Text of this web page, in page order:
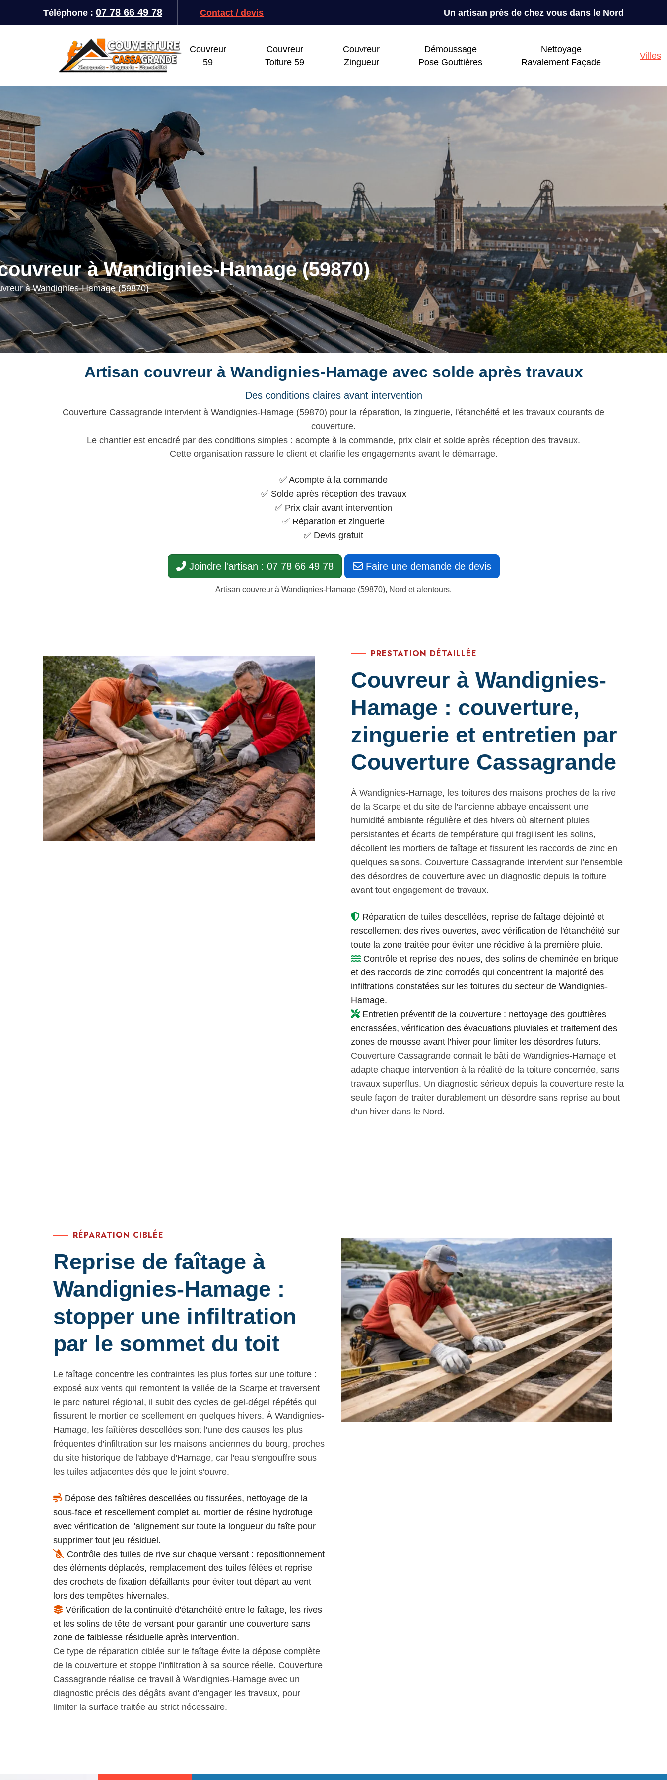
Téléphone : 07 78 66 49 78 Contact / devis Un artisan près de chez vous dans le Nord
Couvreur
59
Couvreur
Toiture 59
Couvreur
Zingueur
Démoussage
Pose Gouttières
Nettoyage
Ravalement Façade
Villes
à Wandignies-Hamage (59870)
à Wandignies-Hamage (59870)
Artisan couvreur à Wandignies-Hamage avec solde après travaux
Des conditions claires avant intervention
Couverture Cassagrande intervient à Wandignies-Hamage (59870) pour la réparation, la zinguerie, l'étanchéité et les travaux courants de
couverture.
Le chantier est encadré par des conditions simples : acompte à la commande, prix clair et solde après réception des travaux.
Cette organisation rassure le client et clarifie les engagements avant le démarrage.
✅ Acompte à la commande
✅ Solde après réception des travaux
✅ Prix clair avant intervention
✅ Réparation et zinguerie
✅ Devis gratuit
Joindre l'artisan : 07 78 66 49 78 Faire une demande de devis
Artisan couvreur à Wandignies-Hamage (59870), Nord et alentours.
PRESTATION DÉTAILLÉE
Couvreur à Wandignies-
Hamage : couverture,
zinguerie et entretien par
Couverture Cassagrande
À Wandignies-Hamage, les toitures des maisons proches de la rive
de la Scarpe et du site de l'ancienne abbaye encaissent une
humidité ambiante régulière et des hivers où alternent pluies
persistantes et écarts de température qui fragilisent les solins,
décollent les mortiers de faîtage et fissurent les raccords de zinc en
quelques saisons. Couverture Cassagrande intervient sur l'ensemble
des désordres de couverture avec un diagnostic depuis la toiture
avant tout engagement de travaux.
Réparation de tuiles descellées, reprise de faîtage déjointé et
rescellement des rives ouvertes, avec vérification de l'étanchéité sur
toute la zone traitée pour éviter une récidive à la première pluie.
Contrôle et reprise des noues, des solins de cheminée en brique
et des raccords de zinc corrodés qui concentrent la majorité des
infiltrations constatées sur les toitures du secteur de Wandignies-
Hamage.
Entretien préventif de la couverture : nettoyage des gouttières
encrassées, vérification des évacuations pluviales et traitement des
zones de mousse avant l'hiver pour limiter les désordres futurs.
Couverture Cassagrande connait le bâti de Wandignies-Hamage et
adapte chaque intervention à la réalité de la toiture concernée, sans
travaux superflus. Un diagnostic sérieux depuis la couverture reste la
seule façon de traiter durablement un désordre sans reprise au bout
d'un hiver dans le Nord.
RÉPARATION CIBLÉE
Reprise de faîtage à
Wandignies-Hamage :
stopper une infiltration
par le sommet du toit
Le faîtage concentre les contraintes les plus fortes sur une toiture :
exposé aux vents qui remontent la vallée de la Scarpe et traversent
le parc naturel régional, il subit des cycles de gel-dégel répétés qui
fissurent le mortier de scellement en quelques hivers. À Wandignies-
Hamage, les faîtières descellées sont l'une des causes les plus
fréquentes d'infiltration sur les maisons anciennes du bourg, proches
du site historique de l'abbaye d'Hamage, car l'eau s'engouffre sous
les tuiles adjacentes dès que le joint s'ouvre.
Dépose des faîtières descellées ou fissurées, nettoyage de la
sous-face et rescellement complet au mortier de résine hydrofuge
avec vérification de l'alignement sur toute la longueur du faîte pour
supprimer tout jeu résiduel.
Contrôle des tuiles de rive sur chaque versant : repositionnement
des éléments déplacés, remplacement des tuiles fêlées et reprise
des crochets de fixation défaillants pour éviter tout départ au vent
lors des tempêtes hivernales.
Vérification de la continuité d'étanchéité entre le faîtage, les rives
et les solins de tête de versant pour garantir une couverture sans
zone de faiblesse résiduelle après intervention.
Ce type de réparation ciblée sur le faîtage évite la dépose complète
de la couverture et stoppe l'infiltration à sa source réelle. Couverture
Cassagrande réalise ce travail à Wandignies-Hamage avec un
diagnostic précis des dégâts avant d'engager les travaux, pour
limiter la surface traitée au strict nécessaire.